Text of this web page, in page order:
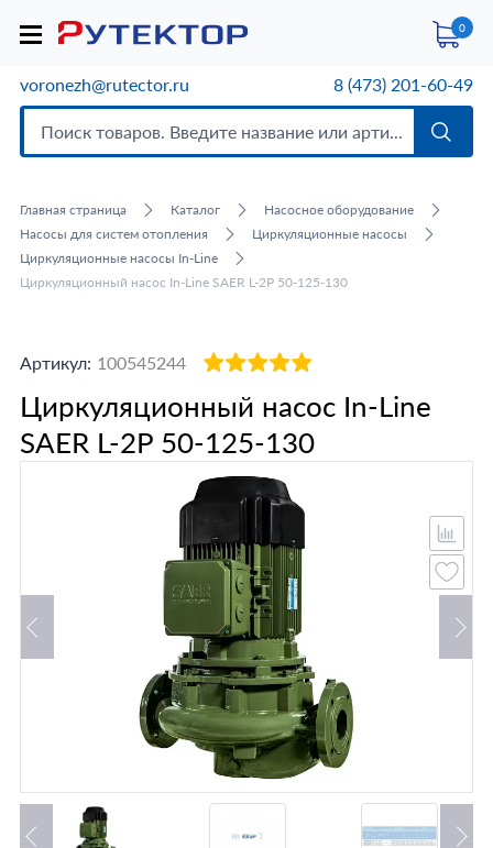
0
voronezh@rutector.ru 8 (473) 201-60-49
Главная страница Каталог
Насосное оборудование
Насосы для систем отопления
Циркуляционные насосы
Циркуляционные насосы In-Line
Циркуляционный насос In-Line SAER L-2P 50-125-130
Артикул: 100545244
Циркуляционный насос In-Line
SAER L-2P 50-125-130